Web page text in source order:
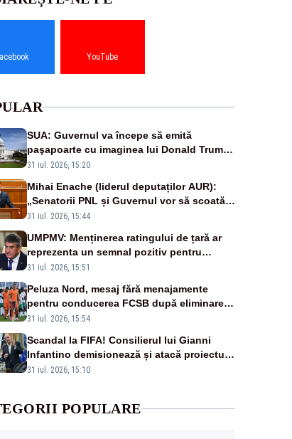
YouTube
SUA: Guvernul va începe să emită
paşapoarte cu imaginea lui Donald Trump
începând cu 8 august
31 iul. 2026, 15:20
Mihai Enache (liderul deputaților AUR):
„Senatorii PNL și Guvernul vor să scoată
la vânzare bunuri publice pentru a stinge
31 iul. 2026, 15:44
UMPMV: Menținerea ratingului de țară ar
reprezenta un semnal pozitiv pentru
România. Autoritățile trebuie să continue
financiare
31 iul. 2026, 15:51
Peluza Nord, mesaj fără menajamente
pentru conducerea FCSB după eliminarea
rușinoasă din Conference League
31 iul. 2026, 15:54
Scandal la FIFA! Consilierul lui Gianni
Infantino demisionează și atacă proiectul
privind investitorii străini
31 iul. 2026, 15:10
POPULARE